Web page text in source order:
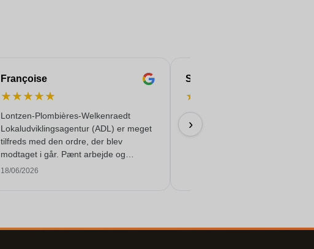
Françoise
★★★★★
Lontzen-Plombières-Welkenraedt
Lokaludviklingsagentur (ADL) er meget
tilfreds med den ordre, der blev
modtaget i går. Pænt arbejde og
kvalitetsservice!
18/06/2026
Serife
★
Hurtigt & pålideligt & kvalitet
18/06/2026
›